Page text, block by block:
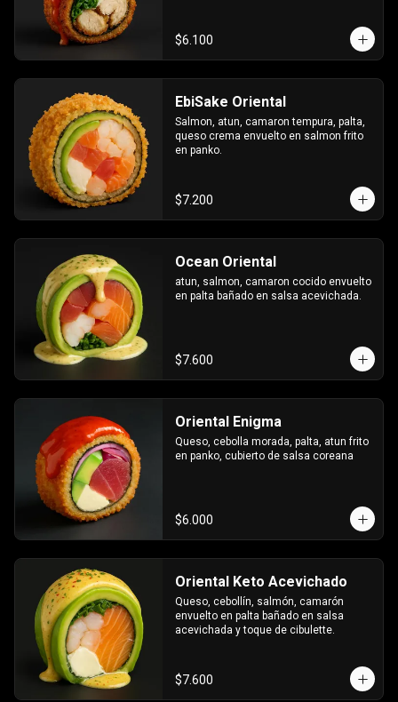
$6.100
EbiSake Oriental
Salmon, atun, camaron tempura, palta,
queso crema envuelto en salmon frito
en panko.
$7.200
Ocean Oriental
atun, salmon, camaron cocido envuelto
en palta bañado en salsa acevichada.
$7.600
Oriental Enigma
Queso, cebolla morada, palta, atun frito
en panko, cubierto de salsa coreana
$6.000
Oriental Keto Acevichado
Queso, cebollín, salmón, camarón
envuelto en palta bañado en salsa
acevichada y toque de cibulette.
$7.600